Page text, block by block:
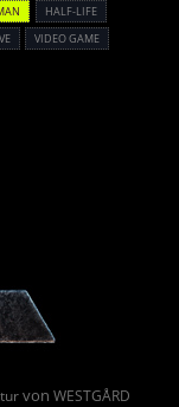
HALF-LIFE
VIDEO GAME
von WESTGÅRD